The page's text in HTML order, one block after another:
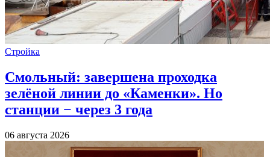
Стройка
Смольный: завершена проходка
зелёной линии до «Каменки». Но
станции − через 3 года
06 августа 2026